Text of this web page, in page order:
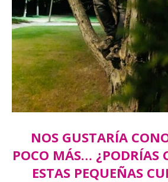
NOS GUSTARÍA
POCO MÁS… ¿PODRÍAS
ESTAS PEQUEÑAS